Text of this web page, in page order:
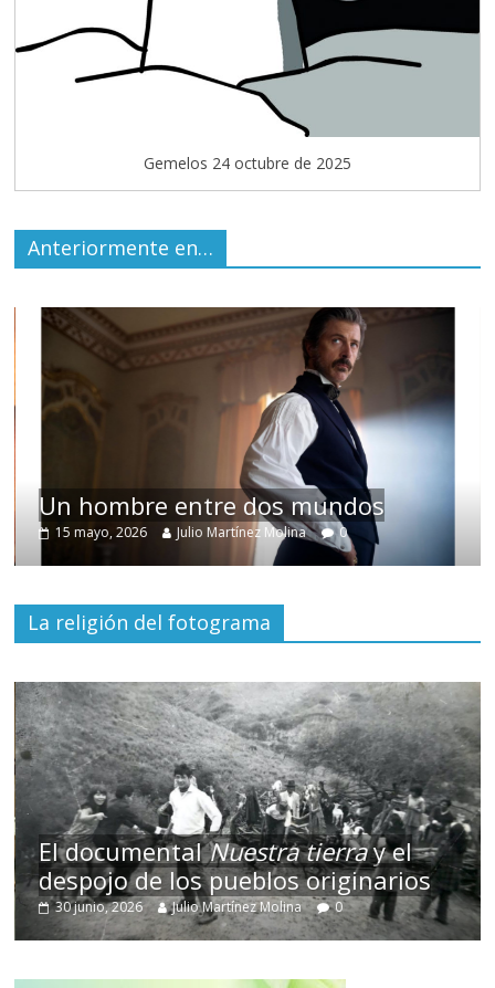
Gemelos 24 octubre de 2025
Anteriormente en…
Un hombre entre dos mundos
15 mayo, 2026 Julio Martínez Molina 0
La religión del fotograma
El documentalNuestra tierray el
despojo de los pueblos originarios
30 junio, 2026 Julio Martínez Molina 0